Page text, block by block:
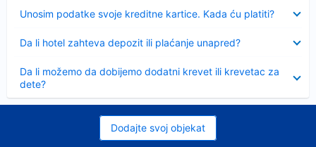
Unosim podatke svoje kreditne kartice. Kada ću platiti?
Da li hotel zahteva depozit ili plaćanje unapred?
Da li možemo da dobijemo dodatni krevet ili krevetac za
dete?
Dodajte svoj objekat